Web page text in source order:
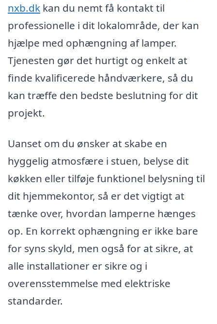
nxb.dk kan du nemt få kontakt til
professionelle i dit lokalområde, der kan
hjælpe med ophængning af lamper.
Tjenesten gør det hurtigt og enkelt at
finde kvalificerede håndværkere, så du
kan træffe den bedste beslutning for dit
projekt.
Uanset om du ønsker at skabe en
hyggelig atmosfære i stuen, belyse dit
køkken eller tilføje funktionel belysning til
dit hjemmekontor, så er det vigtigt at
tænke over, hvordan lamperne hænges
op. En korrekt ophængning er ikke bare
for syns skyld, men også for at sikre, at
alle installationer er sikre og i
overensstemmelse med elektriske
standarder.